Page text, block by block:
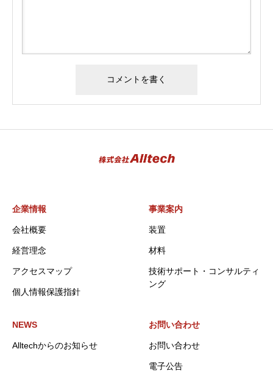
企業情報
会社概要
経営理念
アクセスマップ
個人情報保護指針
事業案内
装置
材料
技術サポート・コンサルティ
ング
NEWS
Alltechからのお知らせ
お問い合わせ
お問い合わせ
電子公告